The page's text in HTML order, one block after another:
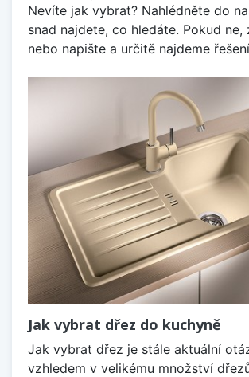
Nevíte jak vybrat? Nahlédněte do
snad najdete, co hledáte. Pokud ne,
nebo napište a určitě najdeme
Jak vybrat dřez do kuchyně
Jak vybrat dřez je stále aktuální
vzhledem v velikému množství